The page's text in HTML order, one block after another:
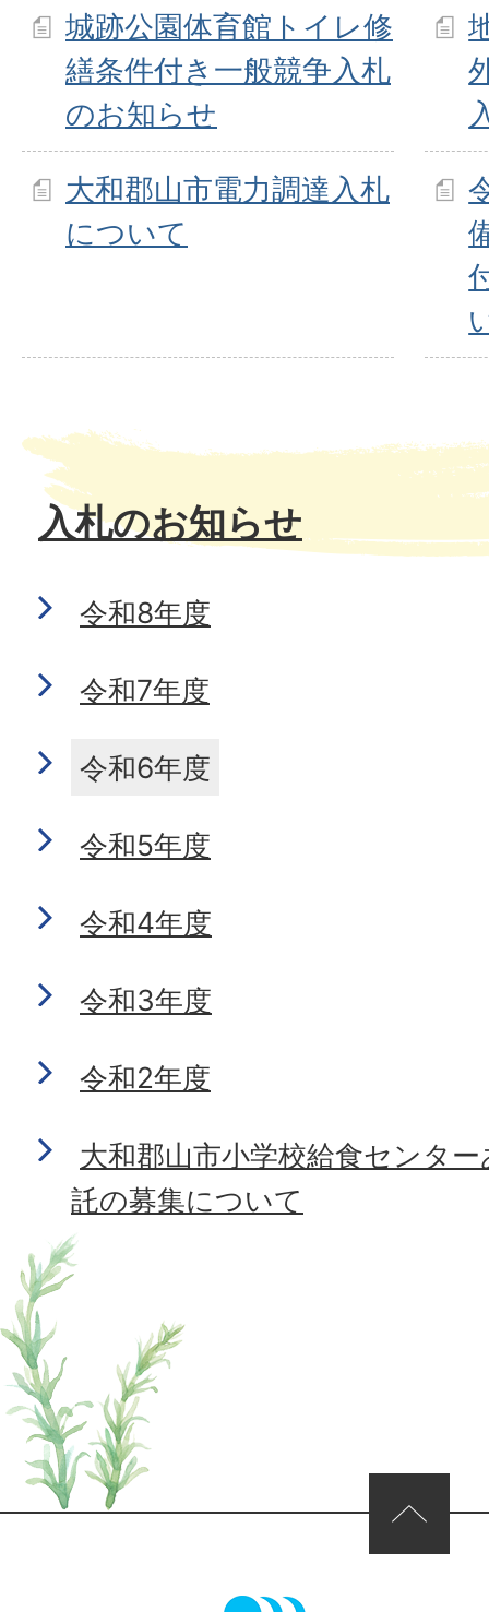
城跡公園体育館トイレ修
繕条件付き一般競争入札
のお知らせ
大和郡山市電力調達入札
について
入札のお知らせ
令和8年度
令和7年度
令和6年度
令和5年度
令和4年度
令和3年度
令和2年度
大和郡山市小学校給食センタ
託の募集について
ページの先頭へ